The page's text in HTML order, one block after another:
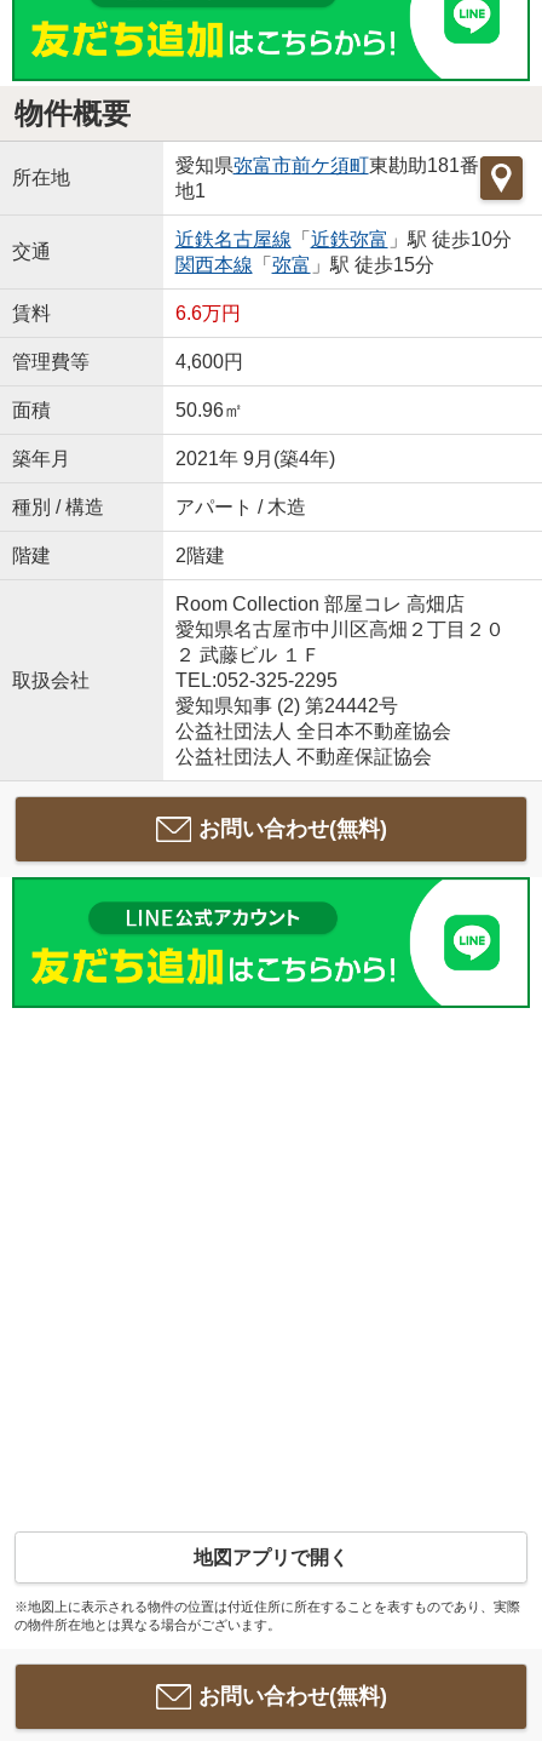
物件概要
所在地
愛知県弥富市前ケ須町東勘助181番
地1
交通
近鉄名古屋線 「 近鉄弥富 」駅 徒歩10分
関西本線 「 弥富 」駅 徒歩15分
賃料 6.6万円
管理費等 4,600円
面積 50.96㎡
築年月 2021年 9月(築4年)
種別 / 構造 アパート / 木造
階建 2階建
取扱会社
Room Collection 部屋コレ 高畑店
愛知県名古屋市中川区高畑２丁目２０
２ 武藤ビル １Ｆ
TEL:052-325-2295
愛知県知事 (2) 第24442号
公益社団法人 全日本不動産協会
公益社団法人 不動産保証協会
お問い合わせ(無料)
地図アプリで開く
※地図上に表示される物件の位置は付近住所に所在することを表すものであり、実際
の物件所在地とは異なる場合がございます。
お問い合わせ(無料)